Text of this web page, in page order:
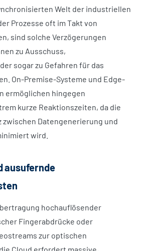
Welt der industriellen
Prozesse oft im Takt von
sind solche Verzögerungen
zu Ausschuss,
sogar zu Gefahren für das
On-Premise-Systeme und Edge-
ermöglichen hingegen
kurze Reaktionszeiten, da die
zwischen Datengenerierung und
wird.
ausufernde
hochauflösender
Fingerabdrücke oder
zur optischen